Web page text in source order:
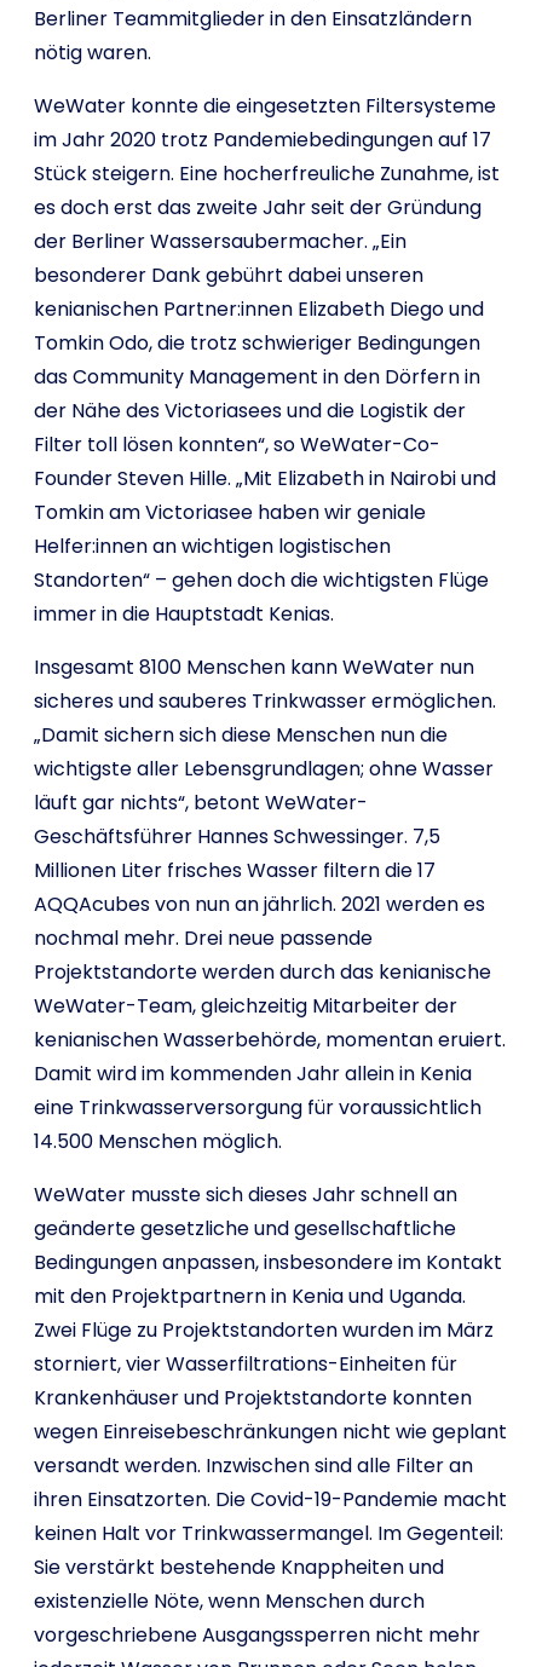
Berliner Teammitglieder in den Einsatzländern
nötig waren.
WeWater konnte die eingesetzten Filtersysteme
im Jahr 2020 trotz Pandemiebedingungen auf 17
Stück steigern. Eine hocherfreuliche Zunahme, ist
es doch erst das zweite Jahr seit der Gründung
der Berliner Wassersaubermacher. „Ein
besonderer Dank gebührt dabei unseren
kenianischen Partner:innen Elizabeth Diego und
Tomkin Odo, die trotz schwieriger Bedingungen
das Community Management in den Dörfern in
der Nähe des Victoriasees und die Logistik der
Filter toll lösen konnten“, so WeWater-Co-
Founder Steven Hille. „Mit Elizabeth in Nairobi und
Tomkin am Victoriasee haben wir geniale
Helfer:innen an wichtigen logistischen
Standorten“ – gehen doch die wichtigsten Flüge
immer in die Hauptstadt Kenias.
Insgesamt 8100 Menschen kann WeWater nun
sicheres und sauberes Trinkwasser ermöglichen.
„Damit sichern sich diese Menschen nun die
wichtigste aller Lebensgrundlagen; ohne Wasser
läuft gar nichts“, betont WeWater-
Geschäftsführer Hannes Schwessinger. 7,5
Millionen Liter frisches Wasser filtern die 17
AQQAcubes von nun an jährlich. 2021 werden es
nochmal mehr. Drei neue passende
Projektstandorte werden durch das kenianische
WeWater-Team, gleichzeitig Mitarbeiter der
kenianischen Wasserbehörde, momentan eruiert.
Damit wird im kommenden Jahr allein in Kenia
eine Trinkwasserversorgung für voraussichtlich
14.500 Menschen möglich.
WeWater musste sich dieses Jahr schnell an
geänderte gesetzliche und gesellschaftliche
Bedingungen anpassen, insbesondere im Kontakt
mit den Projektpartnern in Kenia und Uganda.
Zwei Flüge zu Projektstandorten wurden im März
storniert, vier Wasserfiltrations-Einheiten für
Krankenhäuser und Projektstandorte konnten
wegen Einreisebeschränkungen nicht wie geplant
versandt werden. Inzwischen sind alle Filter an
ihren Einsatzorten. Die Covid-19-Pandemie macht
keinen Halt vor Trinkwassermangel. Im Gegenteil:
Sie verstärkt bestehende Knappheiten und
existenzielle Nöte, wenn Menschen durch
vorgeschriebene Ausgangssperren nicht mehr